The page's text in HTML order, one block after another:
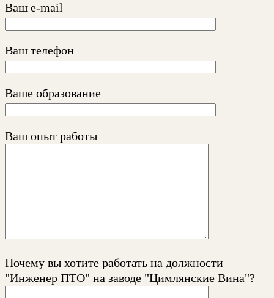
Ваш e-mail
Ваш телефон
Ваше образование
Ваш опыт работы
Почему вы хотите работать на должности
"Инженер ПТО" на заводе "Цимлянские Вина"?